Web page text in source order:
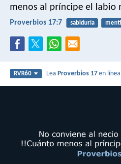
menos al príncipe el labio
Proverbios 17:7 sabiduría
RVR60 LeaProverbios 17 en línea